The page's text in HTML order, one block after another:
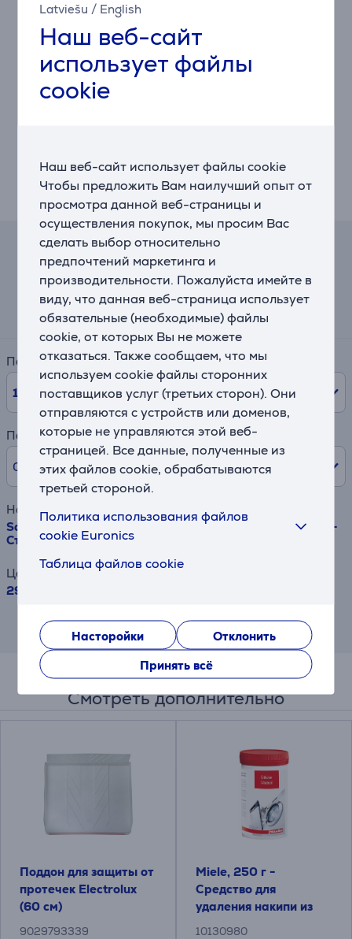
Latviešu / English
Наш веб-сайт
использует файлы
cookie
Наш веб-сайт использует файлы cookie
Чтобы предложить Вам наилучший опыт от
просмотра данной веб-страницы и
осуществления покупок, мы просим Вас
сделать выбор относительно
предпочтений маркетинга и
производительности. Пожалуйста имейте в
виду, что данная веб-страница использует
обязательные (необходимые) файлы
cookie, от которых Вы не можете
отказаться. Также сообщаем, что мы
используем cookie файлы сторонних
поставщиков услуг (третьих сторон). Они
отправляются с устройств или доменов,
которые не управляются этой веб-
страницей. Все данные, полученные из
этих файлов cookie, обрабатываются
третьей стороной.
Политика использования файлов
cookie Euronics
Таблица файлов cookie
Насторойки
Отклонить
Принять всё
помогает управлять энергопотреблением. 'Home
Care' поддерживает стиральную машину в
наилучшем состоянии. При наличии совместимой
сушильной машины после стирки будет предложена
программа сушки, если Вы нажмете кнопку Auto
Cycle Link** на сушильной машине.
случае, если она активирована в приложении
SmartThings, а стиральная и сушильная машины
соединены между собой и подключены к Wi-Fi.
Калькулятор лизинга и аренды
Примерный размер ежемесячного платежа
32 €
Период
10 мес.
Первый взнос
0% /0,00 €
Наименование товара
Samsung Ecobubble, 9 кг, глубина 55 см, 1400 об/мин -
Стиральная машина с передней загрузкой
Цена
299.99 €
Результат информативен и основан на
приблизительной оценке.
Смотреть дополнительно
Поддон для защиты от
протечек Electrolux
(60 см)
9029793339
Miele, 250 г -
Средство для
удаления накипи из
стиральных и
10130980